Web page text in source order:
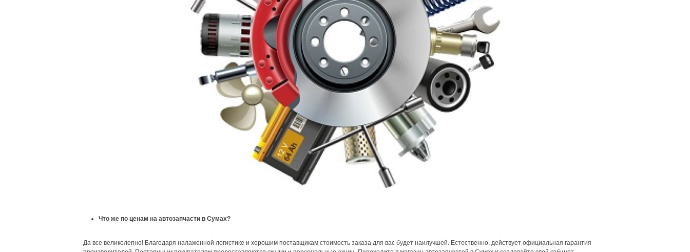
Что же по ценам на автозапчасти в Сумах?
Да все великолепно! Благодаря налаженной логистике и хорошим поставщикам стоимость заказа для вас будет наилучшей. Естественно, действует официальная гарантия